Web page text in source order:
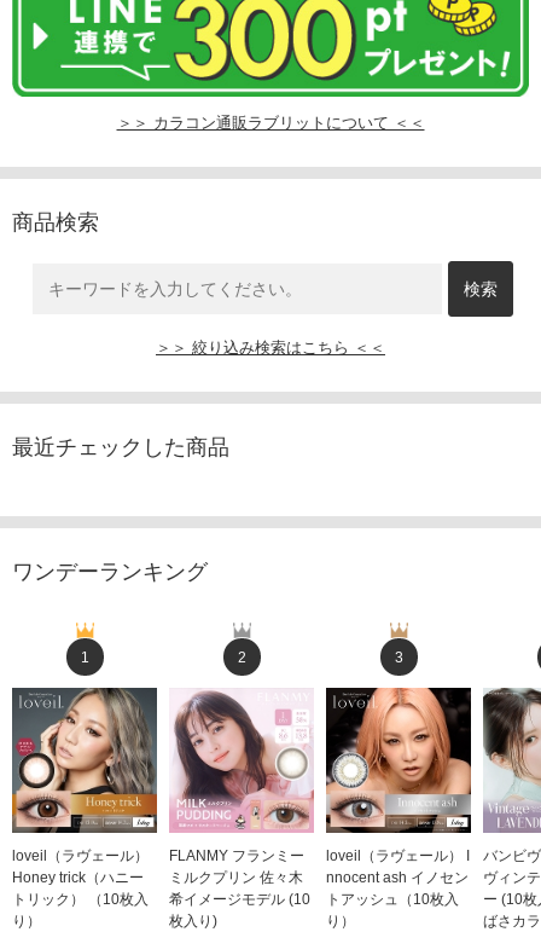
＞＞ カラコン通販ラブリットについて ＜＜
商品検索
＞＞ 絞り込み検索はこちら ＜＜
最近チェックした商品
ワンデーランキング
1
loveil（ラヴェール）
Honey trick（ハニー
トリック） （10枚入
り）
2
FLANMY フランミー
ミルクプリン 佐々木
希イメージモデル (10
枚入り)
3
loveil（ラヴェール） I
nnocent ash イノセン
トアッシュ（10枚入
り）
バンビ
ヴィン
ー (10
ばさカ